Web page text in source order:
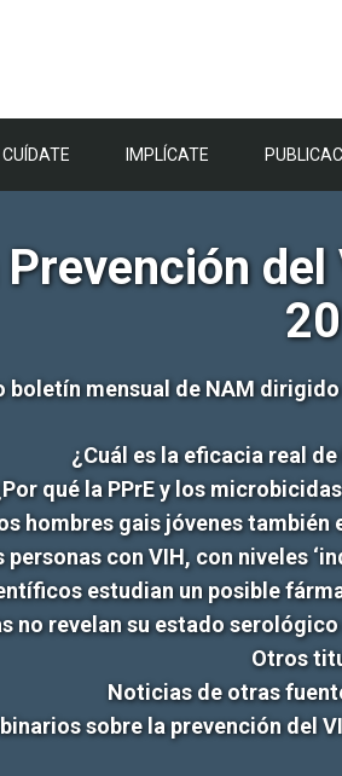
CUÍDATE IMPLÍCATE
boletín mensual de NAM
¿Cuál es la eficacia real
qué la PPrE y los
hombres gais jóvenes
con VIH, con niveles
estudian un posible
no revelan su estado
Otros
Noticias de otras
sobre la prevención del